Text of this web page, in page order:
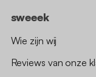
sweeek
Wie zijn wij
Reviews van onze